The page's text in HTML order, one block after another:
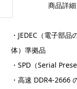
商品詳細
・JEDEC（電子部
体）準拠品
・SPD（Serial
・高速 DDR4-2666